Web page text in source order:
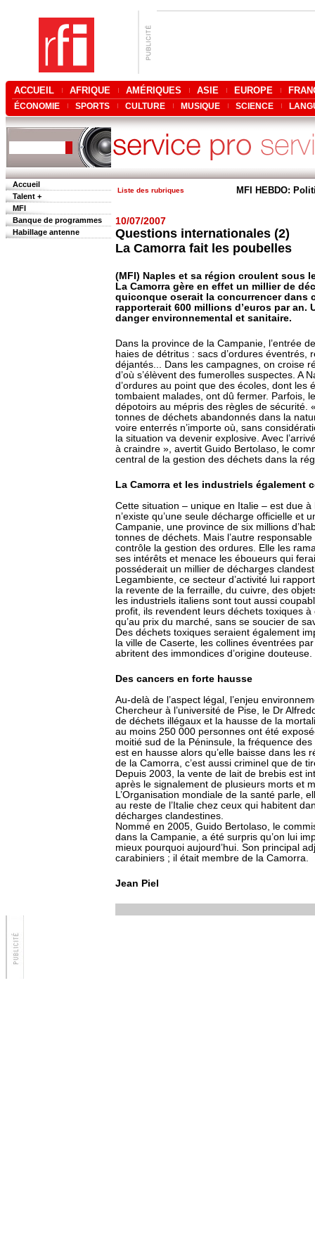
ACCUEIL AFRIQUE AMÉRIQUES ASIE EUROPE
ÉCONOMIE SPORTS CULTURE MUSIQUE SCIENCE
Accueil
Talent +
MFI
Banque de programmes
Habillage antenne
Liste des rubriques MFI HEBDO:
10/07/2007
Questions internationales (2)
La Camorra fait les poubelles
(MFI) Naples et sa région croulent sous
La Camorra gère en effet un millier de
quiconque oserait la concurrencer dans
rapporterait 600 millions d’euros par
danger environnemental et sanitaire.
Dans la province de la Campanie, l’entrée
haies de détritus : sacs d’ordures éventrés,
déjantés... Dans les campagnes, on croise
d’où s’élèvent des fumerolles suspectes. A
d’ordures au point que des écoles, dont les
tombaient malades, ont dû fermer. Parfois,
dépotoirs au mépris des règles de sécurité.
tonnes de déchets abandonnés dans la
voire enterrés n’importe où, sans
la situation va devenir explosive. Avec
à craindre », avertit Guido Bertolaso, le
central de la gestion des déchets dans la
La Camorra et les industriels également
Cette situation – unique en Italie – est due
n’existe qu’une seule décharge officielle et
Campanie, une province de six millions
tonnes de déchets. Mais l’autre
contrôle la gestion des ordures. Elle les
ses intérêts et menace les éboueurs qui
posséderait un millier de décharges
Legambiente, ce secteur d’activité lui
la revente de la ferraille, du cuivre, des
les industriels italiens sont tout aussi
profit, ils revendent leurs déchets toxiques
qu’au prix du marché, sans se soucier de
Des déchets toxiques seraient également
la ville de Caserte, les collines éventrées
abritent des immondices d’origine douteuse.
Des cancers en forte hausse
Au-delà de l’aspect légal, l’enjeu
Chercheur à l’université de Pise, le Dr
de déchets illégaux et la hausse de la
au moins 250 000 personnes ont été
moitié sud de la Péninsule, la fréquence
est en hausse alors qu’elle baisse dans les
de la Camorra, c’est aussi criminel que de
Depuis 2003, la vente de lait de brebis est
après le signalement de plusieurs morts et
L’Organisation mondiale de la santé parle,
au reste de l’Italie chez ceux qui habitent
décharges clandestines.
Nommé en 2005, Guido Bertolaso, le
dans la Campanie, a été surpris qu’on lui
mieux pourquoi aujourd’hui. Son principal
carabiniers ; il était membre de la Camorra.
Jean Piel